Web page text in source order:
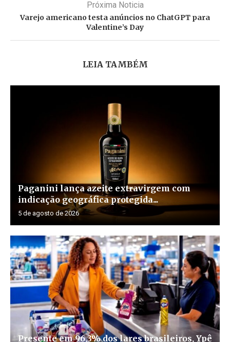
Próxima Noticia
Varejo americano testa anúncios no ChatGPT para
Valentine’s Day
LEIA TAMBÉM
Paganini lança azeite extravirgem com
indicação geográfica protegida...
5 de agosto de 2026
Presente em 96,3% dos lares brasileiros, Ypê